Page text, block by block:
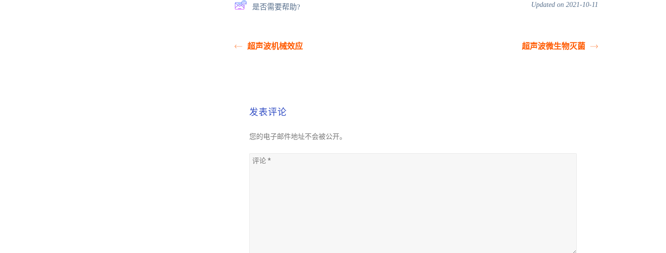
是否需要帮助? Updated on 2021-10-11
超声波机械效应 超声波微生物灭菌
发表评论
您的电子邮件地址不会被公开。